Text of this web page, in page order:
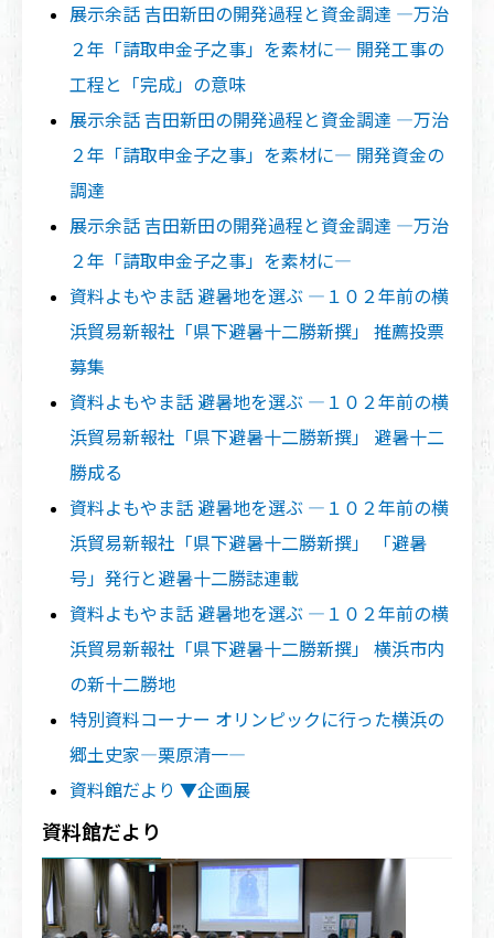
展示余話 吉田新田の開発過程と資金調達 ―万治
２年「請取申金子之事」を素材に― 開発工事の
工程と「完成」の意味
展示余話 吉田新田の開発過程と資金調達 ―万治
２年「請取申金子之事」を素材に― 開発資金の
調達
展示余話 吉田新田の開発過程と資金調達 ―万治
２年「請取申金子之事」を素材に―
資料よもやま話 避暑地を選ぶ ―１０２年前の横
浜貿易新報社「県下避暑十二勝新撰」 推薦投票
募集
資料よもやま話 避暑地を選ぶ ―１０２年前の横
浜貿易新報社「県下避暑十二勝新撰」 避暑十二
勝成る
資料よもやま話 避暑地を選ぶ ―１０２年前の横
浜貿易新報社「県下避暑十二勝新撰」 「避暑
号」発行と避暑十二勝誌連載
資料よもやま話 避暑地を選ぶ ―１０２年前の横
浜貿易新報社「県下避暑十二勝新撰」 横浜市内
の新十二勝地
特別資料コーナー オリンピックに行った横浜の
郷土史家―栗原清一―
資料館だより ▼企画展
資料館だより